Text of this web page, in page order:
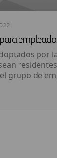
por
grupo de